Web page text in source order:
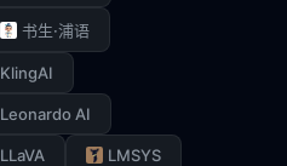
书生·浦语
KlingAI
Leonardo AI
LLaVA LMSYS